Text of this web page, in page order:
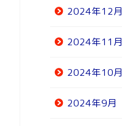
2024年12月
2024年11月
2024年10月
2024年9月